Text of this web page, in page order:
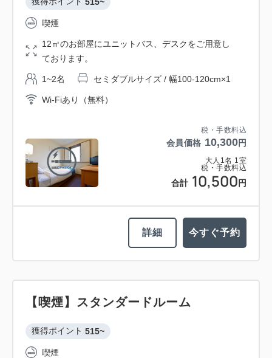
税・手数料込
会員価格 10,300円
大人 1名 1室
税・手数料込
合計 10,500 円
515~
喫煙
12㎡のお部屋にユニットバス、デスクをご用意し
ております。
1~2名 セミダブルサイズ / 幅100-120cm×1
Wi-Fiあり（無料）
詳細 今すぐ予約
【喫煙】スタンダードルーム
獲得ポイント 515~
喫煙